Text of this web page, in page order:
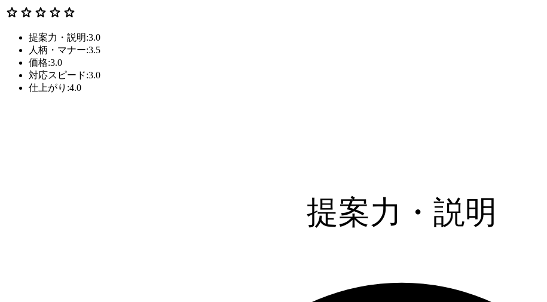
star star star star star
提案力・説明:3.0
人柄・マナー:3.5
価格:3.0
対応スピード:3.0
仕上がり:4.0
提案力・説明